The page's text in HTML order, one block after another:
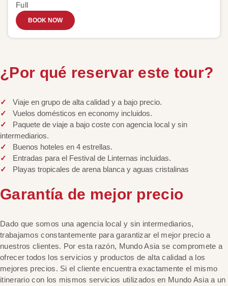
Full
BOOK NOW
¿Por qué reservar este tour?
Viaje en grupo de alta calidad y a bajo precio.
Vuelos domésticos en economy incluidos.
Paquete de viaje a bajo coste con agencia local y sin
intermediarios.
Buenos hoteles en 4 estrellas.
Entradas para el Festival de Linternas incluidas.
Playas tropicales de arena blanca y aguas cristalinas
Garantía de mejor precio
Dado que somos una agencia local y sin intermediarios,
trabajamos constantemente para garantizar el mejor precio a
nuestros clientes. Por esta razón, Mundo Asia se compromete a
ofrecer todos los servicios y productos de alta calidad a los
mejores precios. Si el cliente encuentra exactamente el mismo
itinerario con los mismos servicios utilizados en Mundo Asia a un